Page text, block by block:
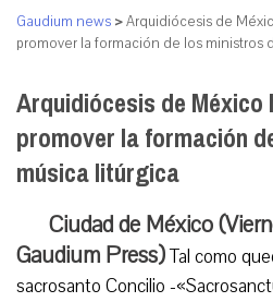
Gaudium news >Arquidiócesis de
promover la formación de los ministros
Arquidiócesis de
promover la formación
música litúrgica
Ciudad de México
Gaudium Press)Tal como
sacrosanto Concilio -